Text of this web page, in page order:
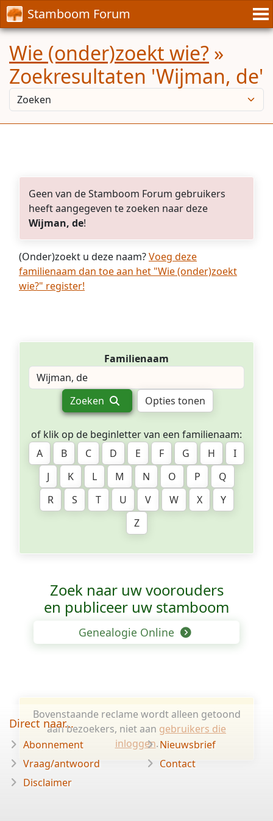
Stamboom Forum
Wie (onder)zoekt wie? »
Zoekresultaten 'Wijman, de'
Geen van de Stamboom Forum gebruikers
heeft aangegeven te zoeken naar deze
Wijman, de!
(Onder)zoekt u deze naam?Voeg deze
familienaam dan toe aan het "Wie (onder)zoekt
wie?" register!
Familienaam
Zoeken Opties tonen
of klik op de beginletter van een familienaam:
A
B C D E F G H
I
J
K L M N O P
Q
R
S T U V W X
Y
Z
Zoek naar uw voorouders
en publiceer uw stamboom
Genealogie Online
Bovenstaande reclame wordt alleen getoond
aan bezoekers, niet aan gebruikers die
inloggen.
Direct naar...
Abonnement
Vraag/antwoord
Disclaimer
Nieuwsbrief
Contact